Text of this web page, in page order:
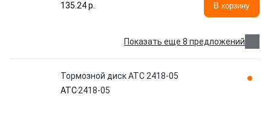
135.24 p.
В корзину
Показать еще 8 предложений
Тормозной диск ATC 2418-05
ATC2418-05